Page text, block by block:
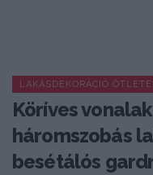
LAKÁSDEKORÁCIÓ
Köríves
háromszobás
besétálós